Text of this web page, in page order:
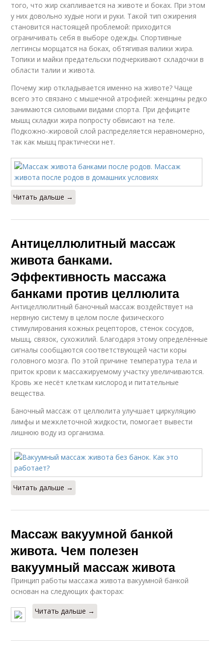
того, что жир скапливается на животе и боках. При этом
у них довольно худые ноги и руки. Такой тип ожирения
становится настоящей проблемой: приходится
ограничивать себя в выборе одежды. Спортивные
леггинсы морщатся на боках, обтягивая валики жира.
Топики и майки предательски подчеркивают складочки в
области талии и живота.
Почему жир откладывается именно на животе? Чаще
всего это связано с мышечной атрофией: женщины редко
занимаются силовыми видами спорта. При дефиците
мышц складки жира попросту обвисают на теле.
Подкожно-жировой слой распределяется неравномерно,
так как мышц практически нет.
Читать дальше →
Антицеллюлитный массаж
живота банками.
Эффективность массажа
банками против целлюлита
Антицеллюлитный баночный массаж воздействует на
нервную систему в целом после физического
стимулирования кожных рецепторов, стенок сосудов,
мышц, связок, сухожилий. Благодаря этому определённые
сигналы сообщаются соответствующей части коры
головного мозга. По этой причине температура тела и
приток крови к массажируемому участку увеличиваются.
Кровь же несёт клеткам кислород и питательные
вещества.
Баночный массаж от целлюлита улучшает циркуляцию
лимфы и межклеточной жидкости, помогает вывести
лишнюю воду из организма.
Читать дальше →
Массаж вакуумной банкой
живота. Чем полезен
вакуумный массаж живота
Принцип работы массажа живота вакуумной банкой
основан на следующих факторах:
Читать дальше →